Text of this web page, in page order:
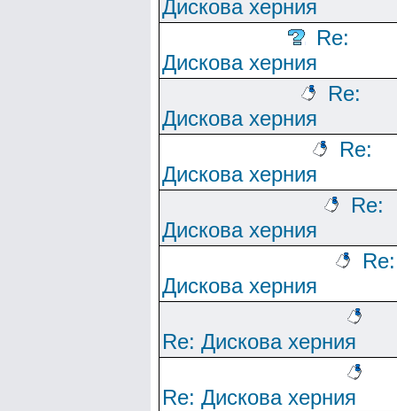
Дискова херния
Re:
Дискова херния
Re:
Дискова херния
Re:
Дискова херния
Re:
Дискова херния
Re:
Дискова херния
Re: Дискова херния
Re: Дискова херния